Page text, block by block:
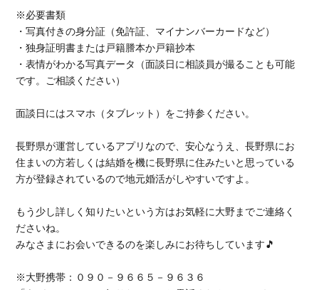
※必要書類
・写真付きの身分証（免許証、マイナンバーカードなど）
・独身証明書または戸籍謄本か戸籍抄本
・表情がわかる写真データ（面談日に相談員が撮ることも可能
です。ご相談ください）
面談日にはスマホ（タブレット）をご持参ください。
長野県が運営しているアプリなので、安心なうえ、長野県にお
住まいの方若しくは結婚を機に長野県に住みたいと思っている
方が登録されているので地元婚活がしやすいですよ。
もう少し詳しく知りたいという方はお気軽に大野までご連絡く
ださいね。
みなさまにお会いできるのを楽しみにお待ちしています🎵
※大野携帯：０９０－９６６５－９６３６